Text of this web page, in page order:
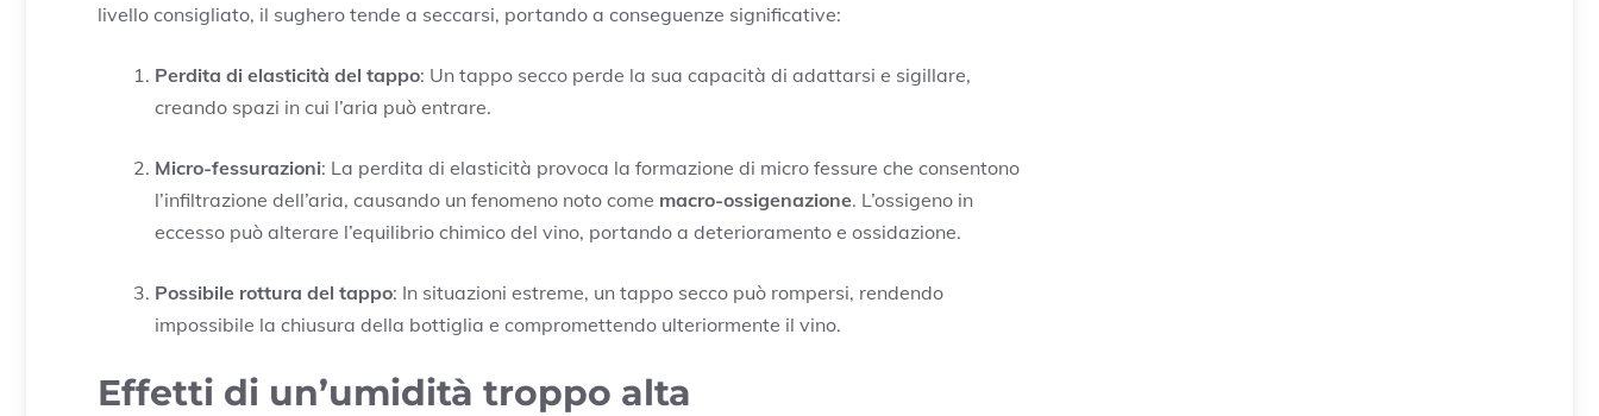
livello consigliato, il sughero tende a seccarsi, portando a conseguenze significative:
Perdita di elasticità del tappo: Un tappo secco perde la sua capacità di adattarsi e sigillare,
creando spazi in cui l’aria può entrare.
Micro-fessurazioni: La perdita di elasticità provoca la formazione di micro fessure che consentono
l’infiltrazione dell’aria, causando un fenomeno noto come macro-ossigenazione. L’ossigeno in
eccesso può alterare l’equilibrio chimico del vino, portando a deterioramento e ossidazione.
Possibile rottura del tappo: In situazioni estreme, un tappo secco può rompersi, rendendo
impossibile la chiusura della bottiglia e compromettendo ulteriormente il vino.
Effetti di un’umidità troppo alta